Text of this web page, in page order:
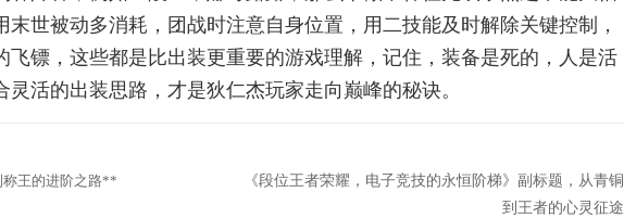
世被动多消耗，团战时注意自身位置，用二技能及时解除关键控制，
飞镖，这些都是比出装更重要的游戏理解，记住，装备是死的，人是活
活的出装思路，才是狄仁杰玩家走向巅峰的秘诀。
王的进阶之路**
《段位王者荣耀，电子竞技的永恒阶梯》副标题，从青铜
到王者的心灵征途